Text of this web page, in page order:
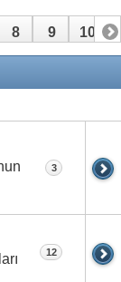
8 9 10
49 50
58 59 60
69 70
3
12